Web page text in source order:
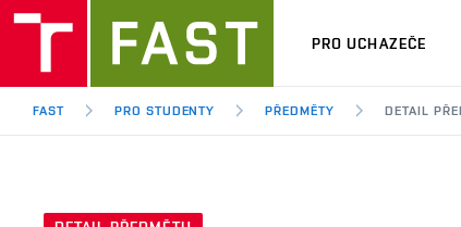
PRO UCHAZEČE
FAST PRO STUDENTY PŘEDMĚTY DETAIL